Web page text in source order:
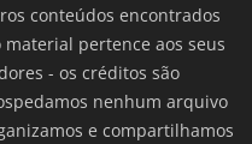
conteúdos encontrados
pertence aos seus
- os créditos são
nenhum arquivo
e compartilhamos